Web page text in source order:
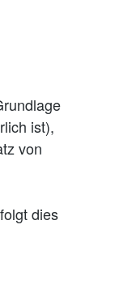
ist),
von
dies